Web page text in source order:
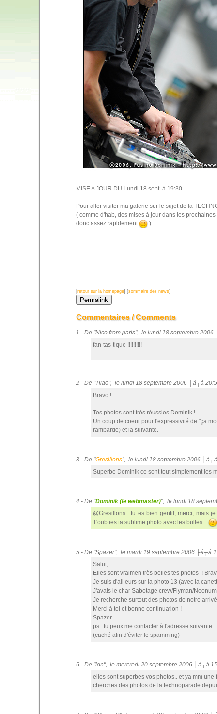
MISE A JOUR DU Lundi 18 sept. à 19:30
Pour aller visiter ma galerie sur le sujet de la
( comme d'hab, des mises à jour dans les
donc assez rapidement
)
[retour sur la homepage] [sommaire des news]
Commentaires / Comments
1 - De "Nico from paris", le lundi 18 septembre 2006
fan-tas-tique !!!!!!!!!!
2 - De "Tilao", le lundi 18 septembre 2006 ├á┬á
Bravo !
Tes photos sont très réussies Dominik !
Un coup de coeur pour l'expressivité de "ça
rambarde) et la suivante.
3 - De "Gresillons", le lundi 18 septembre 2006
Superbe Dominik ce sont tout simplement les
4 - De "Dominik (le webmaster)", le lundi 18
@Gresillons : tu es bien gentil, merci, mais
T'oublies ta sublime photo avec les bulles...
5 - De "Spazer", le mardi 19 septembre 2006 ├á┬á
Salut,
Elles sont vraimen très belles tes photos !!
Je suis d'ailleurs sur la photo 13 (avec la
J'avais le char Sabotage crew/Flyman/
Je recherche surtout des photos de notre
Merci à toi et bonne continuation !
Spazer
ps : tu peux me contacter à l'adresse suivante :
(caché afin d'éviter le spamming)
6 - De "ion", le mercredi 20 septembre 2006 ├á┬á
elles sont superbes vos photos.. et ya mm
cherches des photos de la technoparade